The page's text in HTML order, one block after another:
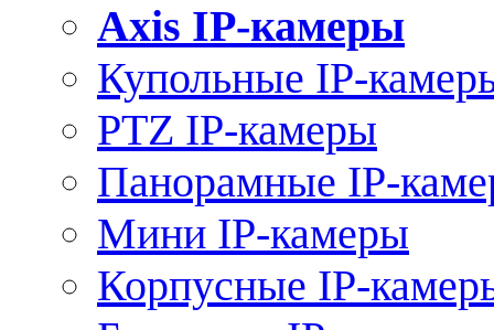
Axis IP-камеры
Купольные IP-
PTZ IP-камеры
Панорамные IP-
Мини IP-камеры
Корпусные IP-